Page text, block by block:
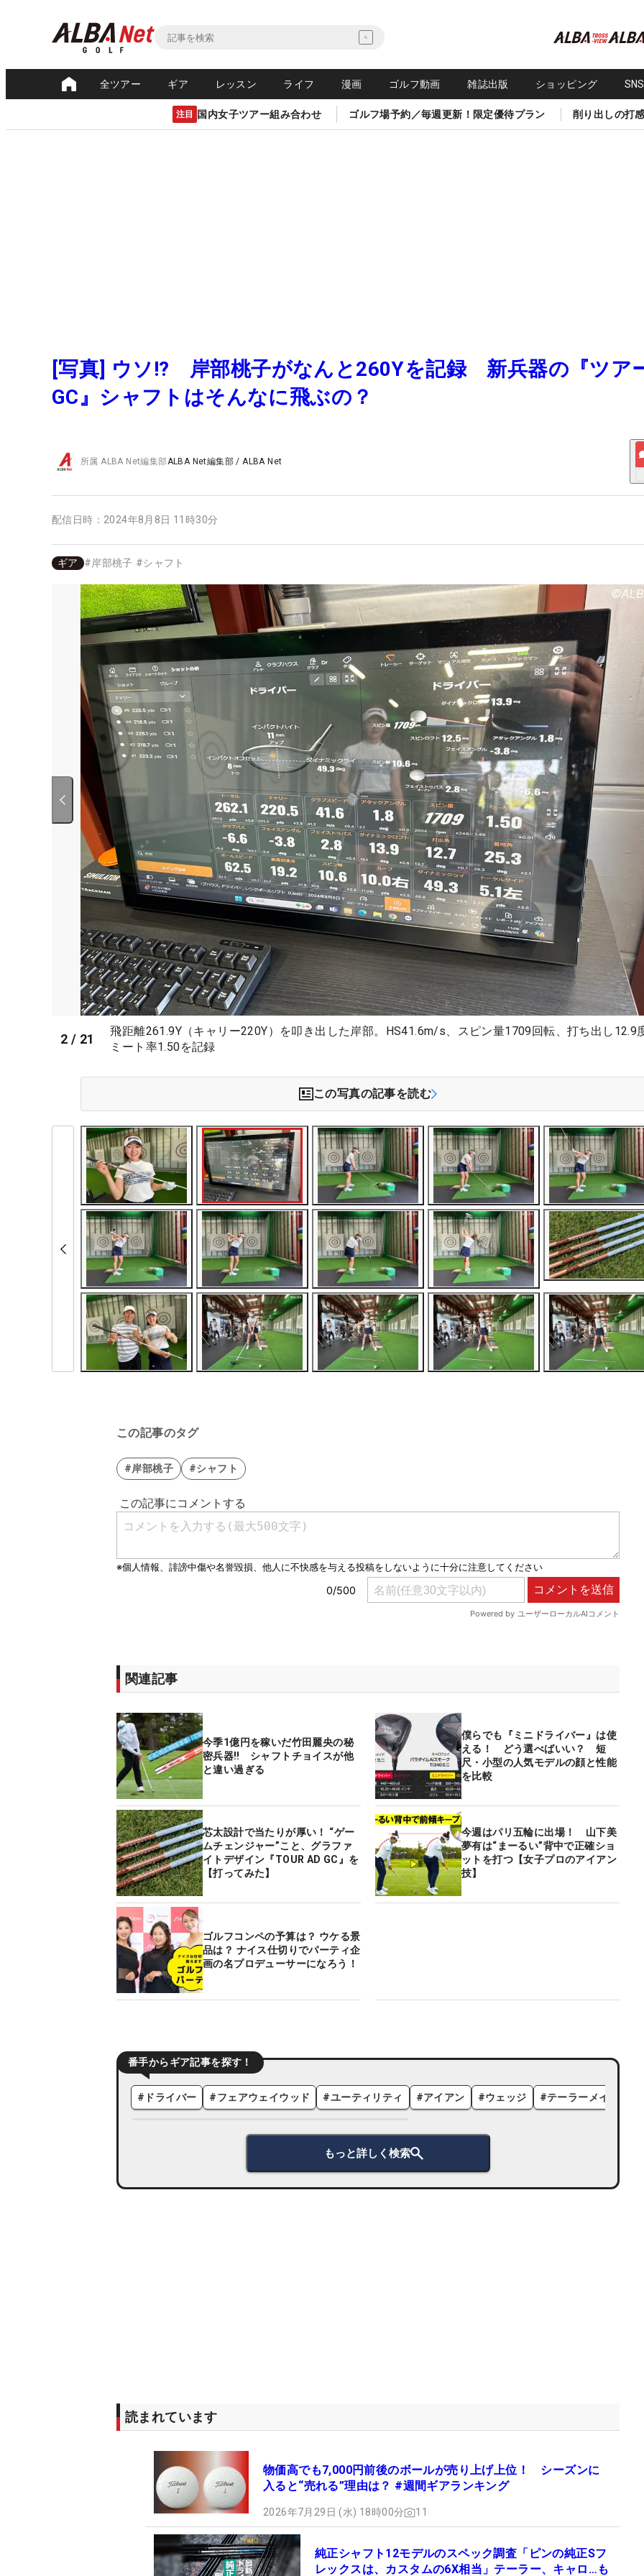
全ツアー ギア レッスン ライフ 漫画 ゴルフ動画 雑誌出版 ショッピング
注目 国内女子ツアー組み合わせ ゴルフ場予約／毎週更新！限定優待プラン 削り出しの打
[写真] ウソ!? 岸部桃子がなんと260Yを記録 新兵器の『ツア
GC』シャフトはそんなに飛ぶの？
所属ALBA Net編集部ALBA Net編集部 /ALBA Net
配信日時： 2024年8月8日 11時30分
ギア #岸部桃子 #シャフト
2 / 21
飛距離261.9Y（キャリー220Y）を叩き出した岸部。HS41.6m/s、スピン量1709回転、打ち出し12.9
ミート率1.50を記録
この写真の記事を読む
この記事のタグ
#岸部桃子 #シャフト
関連記事
今季1億円を稼いだ竹田麗央の秘
密兵器‼ シャフトチョイスが他
と違い過ぎる
僕らでも『ミニドライバー』は使
える！ どう選べばいい？ 短
尺・小型の人気モデルの顔と性能
を比較
芯太設計で当たりが厚い！ “ゲー
ムチェンジャー”こと、グラファ
イトデザイン『TOUR AD GC』を
【打ってみた】
今週はパリ五輪に出場！ 山下美
夢有は“まーるい”背中で正確ショ
ットを打つ【女子プロのアイアン
技】
ゴルフコンペの予算は？ ウケる景
品は？ ナイス仕切りでパーティ企
画の名プロデューサーになろう！
番手からギア記事を探す！
# ドライバー #フェアウェイウッド #ユーティリティ #アイアン #ウェッジ #テーラーメイド
もっと詳しく検索
読まれています
物価高でも7,000円前後のボールが売り上げ上位！ シーズンに
入ると“売れる”理由は？ #週間ギアランキング
2026年7月29日 (水) 18時00分 11
純正シャフト12モデルのスペック調査「ピンの純正Sフ
レックスは、カスタムの6X相当」テーラー、キャロ…も